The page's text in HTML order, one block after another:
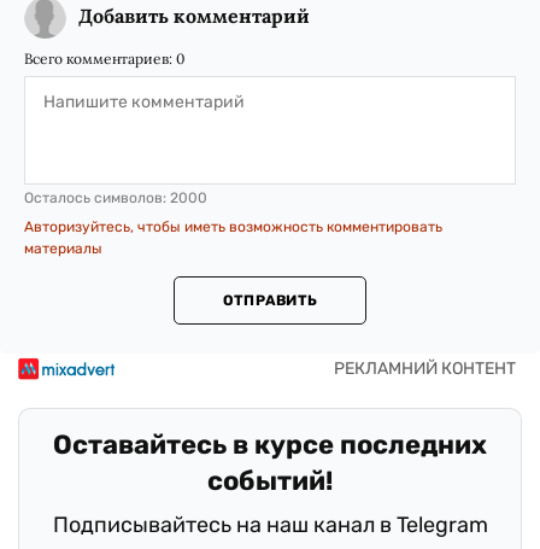
Добавить комментарий
Всего комментариев: 0
Осталось символов: 2000
Авторизуйтесь, чтобы иметь возможность комментировать
материалы
ОТПРАВИТЬ
Оставайтесь в курсе последних
событий!
Подписывайтесь на наш канал в Telegram